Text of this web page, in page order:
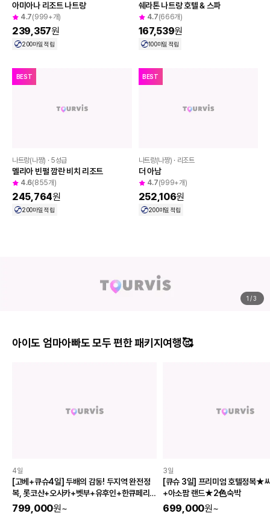
아미아나 리조트 나트랑
4.7(999+개)
239,357원
200마일 적립
쉐라톤 나트랑 호텔 & 스파
4.7(666개)
167,539원
100마일 적립
BEST
나트랑(나짱) · 5성급
멜리아 빈펄 깜란 비치 리조트
4.6(855개)
245,764원
200마일 적립
BEST
나트랑(나짱) · 리조트
더 아남
4.7(999+개)
252,106원
200마일 적립
1 /3
아이도 엄마아빠도 모두 편한 패키지여행🥰
4일
[고베+큐슈4일] 두배의 감동! 두지역 완전정
복, 롯코산+오사카+벳부+유후인+한큐페리 1
박+매일온천♨
799,000원~
3일
[큐슈 3일] 프리미엄 호텔정복★
+아소팜 랜드★2色숙박
699,000원~